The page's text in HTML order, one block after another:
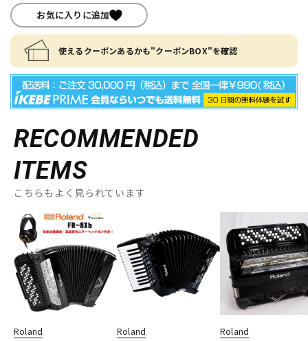
お気に入りに追加
使えるクーポンあるかも"クーポンBOX"を確認
RECOMMENDED
ITEMS
こちらもよく見られています
Roland
Roland
Roland